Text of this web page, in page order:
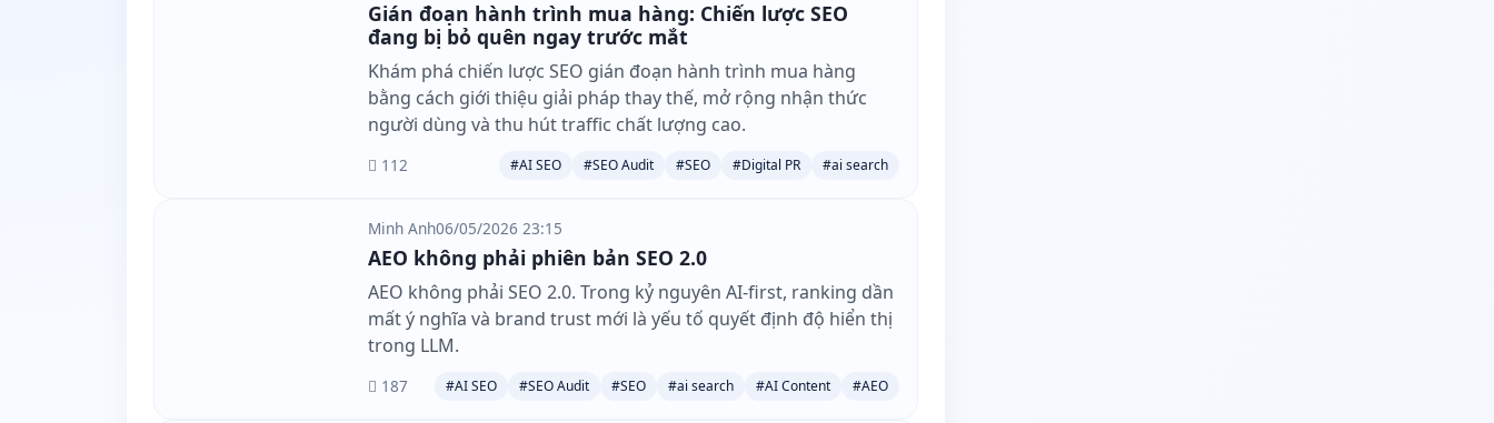
Gián đoạn hành trình mua hàng: Chiến lược SEO đang bị
bỏ quên ngay trước mắt
Khám phá chiến lược SEO gián đoạn hành trình mua hàng bằng
cách giới thiệu giải pháp thay thế, mở rộng nhận thức người
dùng và thu hút traffic chất lượng cao.
112 #AI SEO #SEO Audit #SEO #Digital PR #ai search
Minh Anh06/05/2026 23:15
AEO không phải phiên bản SEO 2.0
AEO không phải SEO 2.0. Trong kỷ nguyên AI-first, ranking dần
mất ý nghĩa và brand trust mới là yếu tố quyết định độ hiển thị
trong LLM.
187 #AI SEO #SEO Audit #SEO #ai search #AI Content #AEO